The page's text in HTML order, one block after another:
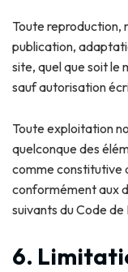
Toute reproduction,
publication,
site, quel que soit le
sauf autorisation
Toute exploitation
quelconque des
comme constitutive
conformément aux
suivants du Code
6.